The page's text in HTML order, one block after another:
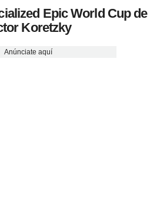
Epic World Cup de
Koretzky
Anúnciate aquí